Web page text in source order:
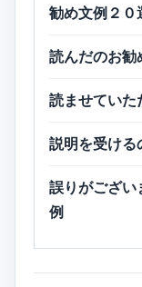
勧め文例２０
読んだのお勧
読ませていた
説明を受ける
誤りがござい
例